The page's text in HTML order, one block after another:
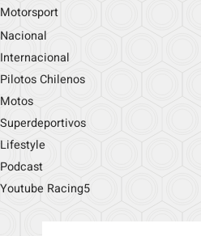
Motorsport
Nacional
Internacional
Pilotos Chilenos
Motos
Superdeportivos
Lifestyle
Podcast
Youtube Racing5